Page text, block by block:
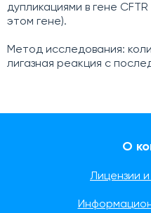
дупликациями в гене
этом гене).
Метод исследования:
лигазная реакция с
О
Лицензии